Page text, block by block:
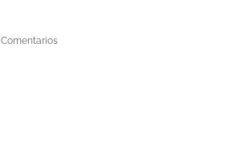
Comentarios